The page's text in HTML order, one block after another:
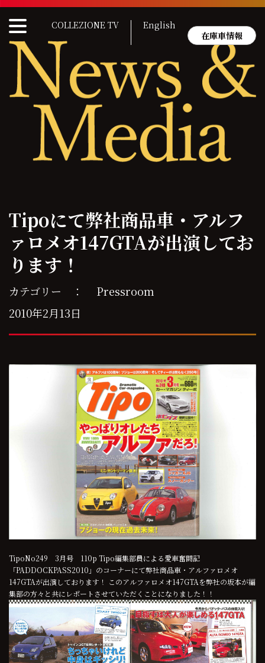
Skip
content
COLLEZIONE TV
English
在庫車情報
Tipoにて弊社商品車・アルフ
ァロメオ147GTAが出演してお
ります！
カテゴリー ： Pressroom
2010年2月13日
TipoNo249 3月号 110p Tipo編集部員による愛車奮闘記
「PADDOCKPASS2010」のコーナーにて弊社商品車・アルファロメオ
147GTAが出演しております！ このアルファロメオ147GTAを弊社の坂本が編
集部の方々と共にレポートさせていただくことになりました！！